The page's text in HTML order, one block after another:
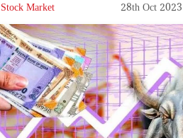
Stock Market 28th Oct 2023